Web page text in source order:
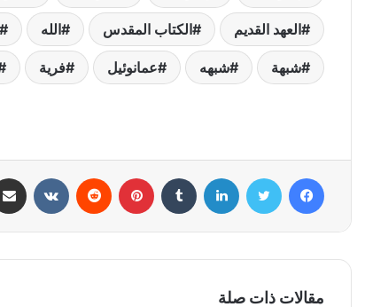
العهد القديم الكتاب المقدس الله
شبهة شبهه عمانوئيل فرية
فيسبوك تويتر لينكدإن بينتيريست
مقالات ذات صلة